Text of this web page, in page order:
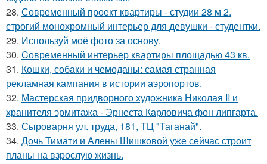
28. Современный проект квартиры - студии 28 м 2.
строгий монохромный интерьер для девушки - студентки.
29. Используй моё фото за основу.
30. Cовременный интерьер квартиры площадью 43 кв.
31. Кошки, собаки и чемоданы: самая странная
рекламная кампания в истории аэропортов.
32. Мастерская придворного художника Николая II и
хранителя эрмитажа - Эрнеста Карловича фон липгарта.
33. Сыроварня ул. труда, 181, ТЦ "Таганай".
34. Дочь Тимати и Алены Шишковой уже сейчас строит
планы на взрослую жизнь.